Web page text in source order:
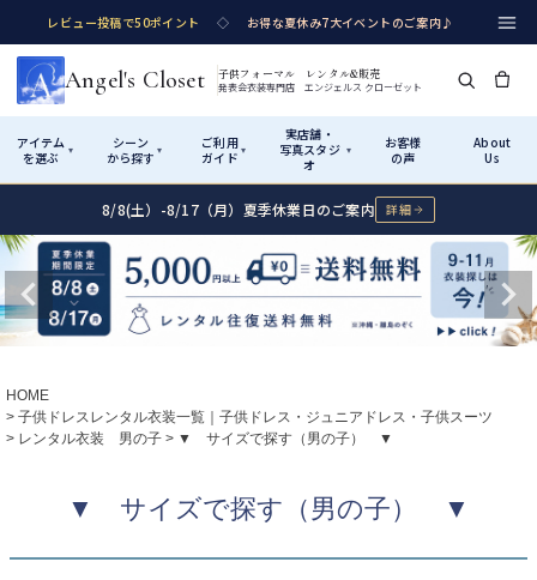
レビュー投稿で50ポイント ◇ お得な夏休み7大イベントのご案内♪
Angel's Closet 子供フォーマル レンタル&販売
発表会衣装専門店 エンジェルス クローゼット
アイテム
を選ぶ
▾
シーン
から探す ▾
ご利用
ガイド ▾
実店舗・
写真スタジ
オ
▾
お客様
の声
About
Us
Shop by Category アイテムから探す
カテゴリ詳細→ サイズで選ぶ →
Rentalレンタル
七五三着物 シューズ
Shop by Occasion シーンから探す
性別・サイズで絞り込む→
How It Works ご利用ガイド
Startはじめに
01
02 サイズの選び方
Angel's Closetについて
Visit Us 実店舗・写真スタジオ
8/8(土）-8/17（月）夏季休業日のご案内 詳細
HOME
子供ドレスレンタル衣装一覧｜子供ドレス・ジュニアドレス・子供スーツ
レンタル衣装 男の子
▼ サイズで探す（男の子） ▼
▼ サイズで探す（男の子） ▼